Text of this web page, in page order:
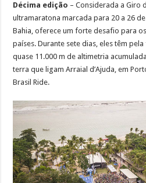
Décima edição – Considerada a Giro
ultramaratona marcada para 20 a 26
Bahia, oferece um forte desafio para
países. Durante sete dias, eles têm
quase 11.000 m de altimetria
terra que ligam Arraial d’Ajuda, em
Brasil Ride.